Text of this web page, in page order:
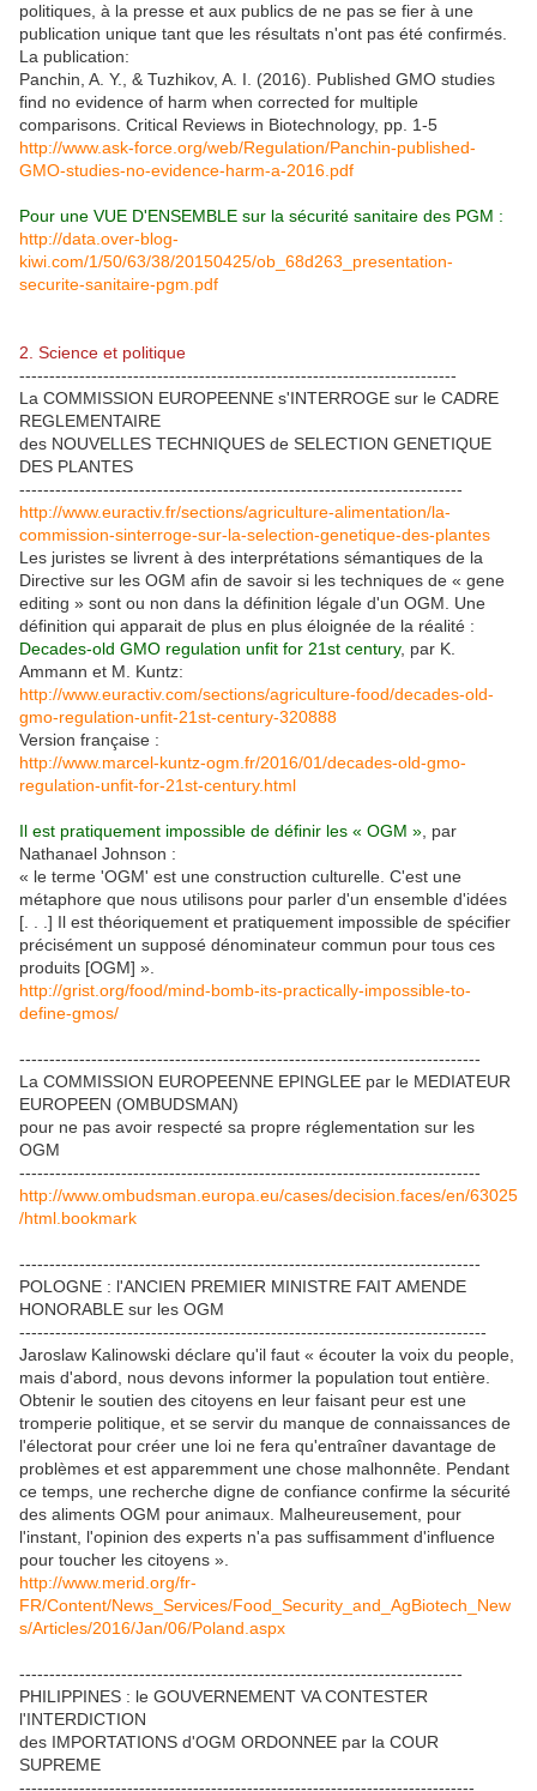
politiques, à la presse et aux publics de ne pas se fier à une
publication unique tant que les résultats n'ont pas été confirmés.
La publication:
Panchin, A. Y., & Tuzhikov, A. I. (2016). Published GMO studies
find no evidence of harm when corrected for multiple
comparisons. Critical Reviews in Biotechnology, pp. 1-5
http://www.ask-force.org/web/Regulation/Panchin-published-
GMO-studies-no-evidence-harm-a-2016.pdf
Pour une VUE D'ENSEMBLE sur la sécurité sanitaire des PGM :
http://data.over-blog-
kiwi.com/1/50/63/38/20150425/ob_68d263_presentation-
securite-sanitaire-pgm.pdf
2. Science et politique
-------------------------------------------------------------------------
La COMMISSION EUROPEENNE s'INTERROGE sur le CADRE
REGLEMENTAIRE
des NOUVELLES TECHNIQUES de SELECTION GENETIQUE
DES PLANTES
--------------------------------------------------------------------------
http://www.euractiv.fr/sections/agriculture-alimentation/la-
commission-sinterroge-sur-la-selection-genetique-des-plantes
Les juristes se livrent à des interprétations sémantiques de la
Directive sur les OGM afin de savoir si les techniques de « gene
editing » sont ou non dans la définition légale d'un OGM. Une
définition qui apparait de plus en plus éloignée de la réalité :
Decades-old GMO regulation unfit for 21st century, par K.
Ammann et M. Kuntz:
http://www.euractiv.com/sections/agriculture-food/decades-old-
gmo-regulation-unfit-21st-century-320888
Version française :
http://www.marcel-kuntz-ogm.fr/2016/01/decades-old-gmo-
regulation-unfit-for-21st-century.html
Il est pratiquement impossible de définir les « OGM » , par
Nathanael Johnson :
« le terme 'OGM' est une construction culturelle. C'est une
métaphore que nous utilisons pour parler d'un ensemble d'idées
[. . .] Il est théoriquement et pratiquement impossible de spécifier
précisément un supposé dénominateur commun pour tous ces
produits [OGM] ».
http://grist.org/food/mind-bomb-its-practically-impossible-to-
define-gmos/
-----------------------------------------------------------------------------
La COMMISSION EUROPEENNE EPINGLEE par le MEDIATEUR
EUROPEEN (OMBUDSMAN)
pour ne pas avoir respecté sa propre réglementation sur les
OGM
-----------------------------------------------------------------------------
http://www.ombudsman.europa.eu/cases/decision.faces/en/63025
/html.bookmark
-----------------------------------------------------------------------------
POLOGNE : l'ANCIEN PREMIER MINISTRE FAIT AMENDE
HONORABLE sur les OGM
------------------------------------------------------------------------------
Jaroslaw Kalinowski déclare qu'il faut « écouter la voix du people,
mais d'abord, nous devons informer la population tout entière.
Obtenir le soutien des citoyens en leur faisant peur est une
tromperie politique, et se servir du manque de connaissances de
l'électorat pour créer une loi ne fera qu'entraîner davantage de
problèmes et est apparemment une chose malhonnête. Pendant
ce temps, une recherche digne de confiance confirme la sécurité
des aliments OGM pour animaux. Malheureusement, pour
l'instant, l'opinion des experts n'a pas suffisamment d'influence
pour toucher les citoyens ».
http://www.merid.org/fr-
FR/Content/News_Services/Food_Security_and_AgBiotech_New
s/Articles/2016/Jan/06/Poland.aspx
--------------------------------------------------------------------------
PHILIPPINES : le GOUVERNEMENT VA CONTESTER
l'INTERDICTION
des IMPORTATIONS d'OGM ORDONNEE par la COUR
SUPREME